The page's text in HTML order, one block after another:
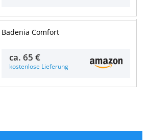
Badenia Comfort
ca.65 €
kostenlose Lieferung